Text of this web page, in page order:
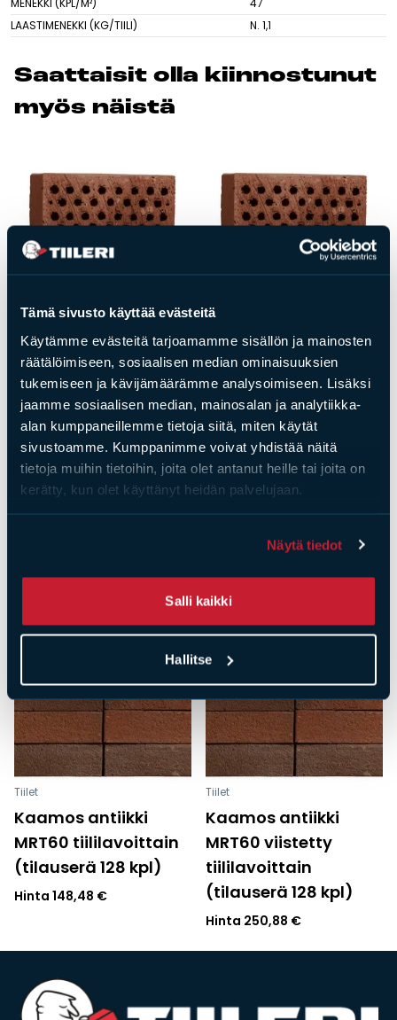
Tämä sivusto käyttää evästeitä
Käytämme evästeitä tarjoamamme sisällön ja mainosten
räätälöimiseen, sosiaalisen median ominaisuuksien
tukemiseen ja kävijämäärämme analysoimiseen. Lisäksi
jaamme sosiaalisen median, mainosalan ja analytiikka-
alan kumppaneillemme tietoja siitä, miten käytät
sivustoamme. Kumppanimme voivat yhdistää näitä
tietoja muihin tietoihin, joita olet antanut heille tai joita on
kerätty, kun olet käyttänyt heidän palvelujaan.
Näytä tiedot
Salli kaikki
Hallitse
Tulisijatarvikkeet
Grillit ja pihakeittiöt
Tiilet
Outlet
Käyttöehdot
Peruuta verkkokauppatilauksesi
MENEKKI (KPL/M²)
47
LAASTIMENEKKI (KG/TIILI)
N. 1,1
Saat­tai­sit ol­la kiin­nos­tu­nut
myös näis­tä
Tiilet
Kaamos MRT60 sileä
tiililavoittain
(tilauserä 128 kpl)
Hinta148,48 €
Tiilet
Kaamos MRT60 sileä
viistetty
tiililavoittain
(tilauserä 128 kpl)
Hinta250,88€
Tiilet
Kaamos antiikki
MRT60 tiililavoittain
(tilauserä 128 kpl)
Hinta 148,48 €
Tiilet
Kaamos antiikki
MRT60 viistetty
tiililavoittain
(tilauserä 128 kpl)
Hinta 250,88 €